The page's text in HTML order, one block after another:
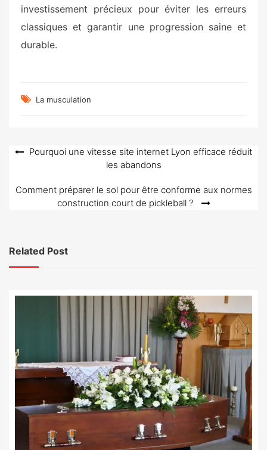
investissement précieux pour éviter les erreurs
classiques et garantir une progression saine et
durable.
La musculation
Navigation
l’article
Pourquoi une vitesse site internet Lyon efficace réduit
les abandons
Comment préparer le sol pour être conforme aux normes
construction court de pickleball ?
Related Post